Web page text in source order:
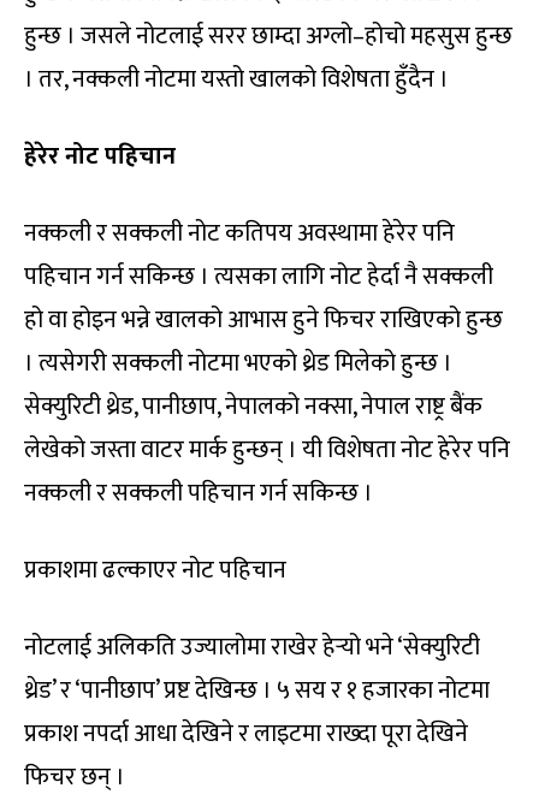
हुन्छ । जसले नोटलाई सरर छाम्दा अग्लो–होचो महसुस हुन्छ
। तर, नक्कली नोटमा यस्तो खालको विशेषता हुँदैन ।
हेरेर नोट पहिचान
नक्कली र सक्कली नोट कतिपय अवस्थामा हेरेर पनि
पहिचान गर्न सकिन्छ । त्यसका लागि नोट हेर्दा नै सक्कली
हो वा होइन भन्ने खालको आभास हुने फिचर राखिएको हुन्छ
। त्यसेगरी सक्कली नोटमा भएको थ्रेड मिलेको हुन्छ ।
सेक्युरिटी थ्रेड, पानीछाप, नेपालको नक्सा, नेपाल राष्ट्र बैंक
लेखेको जस्ता वाटर मार्क हुन्छन् । यी विशेषता नोट हेरेर पनि
नक्कली र सक्कली पहिचान गर्न सकिन्छ ।
प्रकाशमा ढल्काएर नोट पहिचान
नोटलाई अलिकति उज्यालोमा राखेर हेर्‍यो भने ‘सेक्युरिटी
थ्रेड’ र ‘पानीछाप’ प्रष्ट देखिन्छ । ५ सय र १ हजारका नोटमा
प्रकाश नपर्दा आधा देखिने र लाइटमा राख्दा पूरा देखिने
फिचर छन् ।